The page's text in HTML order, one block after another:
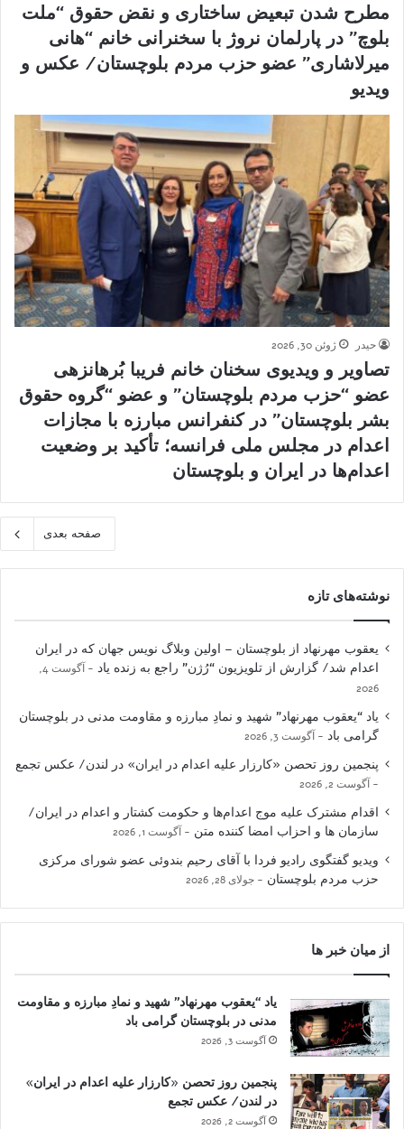
مطرح شدن تبعیض ساختاری و نقض حقوق “ملت
بلوچ” در پارلمان نروژ با سخنرانی خانم “هانی
میرلاشاری” عضو حزب مردم بلوچستان/ عکس و
ویدیو
حیدر ژوئن 30, 2026
تصاویر و ویدیوی سخنان خانم فریبا بُرهانزهی
عضو “حزب مردم بلوچستان” و عضو “گروه حقوق
بشر بلوچستان” در کنفرانس مبارزه با مجازات
اعدام در مجلس ملی فرانسه؛ تأکید بر وضعیت
اعدام‌ها در ایران و بلوچستان
صفحه بعدی
نوشته‌های تازه
یعقوب مهرنهاد از بلوچستان – اولین وبلاگ نویس جهان که در ایران
اعدام شد/ گزارش از تلویزیون “رُژن” راجع به زنده یاد
آگوست 4,
2026
یاد “یعقوب مهرنهاد” شهید و نمادِ مبارزه و مقاومت مدنی در بلوچستان
گرامی باد
آگوست 3, 2026
پنجمین روز تحصن «کارزار علیه اعدام در ایران» در لندن/ عکس تجمع
آگوست 2, 2026
اقدام مشترک علیه موج اعدام‌ها و حکومت کشتار و اعدام در ایران/
سازمان ها و احزاب امضا کننده متن
آگوست 1, 2026
ویدیو گفتگوی رادیو فردا با آقای رحیم بندوئی عضو شورای مرکزی
حزب مردم بلوچستان
جولای 28, 2026
از میان خبر ها
یاد “یعقوب مهرنهاد” شهید و نمادِ مبارزه و مقاومت
مدنی در بلوچستان گرامی باد
آگوست 3, 2026
پنجمین روز تحصن «کارزار علیه اعدام در ایران»
در لندن/ عکس تجمع
آگوست 2, 2026